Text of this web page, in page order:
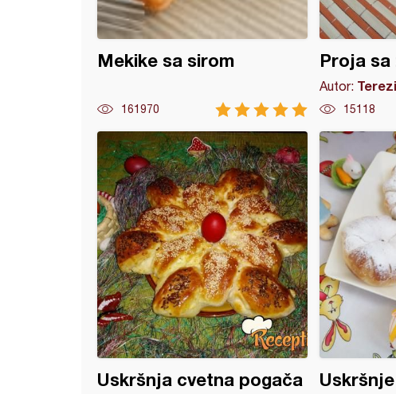
Mekike sa sirom
161970
Proja sa
Autor:
15118
Uskršnja cvetna pogača